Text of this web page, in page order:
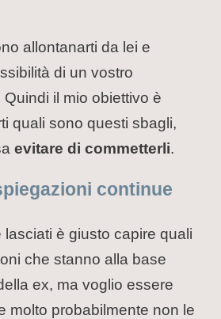
allontanarti da lei e
di un vostro
il mio obiettivo è
quali sono questi sbagli,
evitare di commetterli.
continue
è giusto capire quali
che stanno alla base
ex, ma voglio essere
molto probabilmente non le